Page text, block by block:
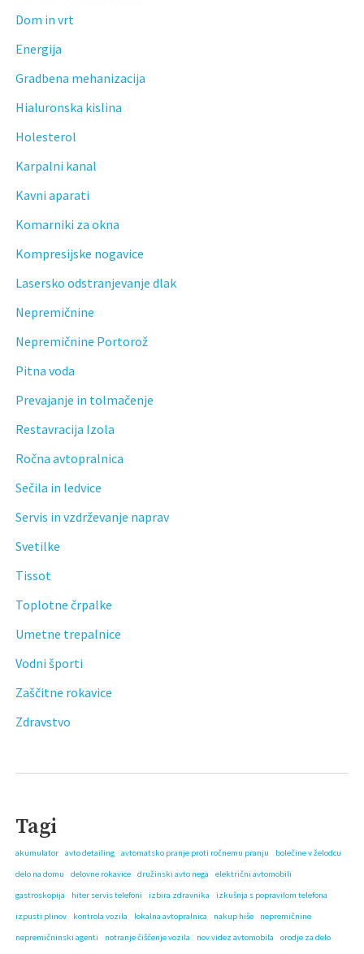
Dom in vrt
Energija
Gradbena mehanizacija
Hialuronska kislina
Holesterol
Karpalni kanal
Kavni aparati
Komarniki za okna
Kompresijske nogavice
Lasersko odstranjevanje dlak
Nepremičnine
Nepremičnine Portorož
Pitna voda
Prevajanje in tolmačenje
Restavracija Izola
Ročna avtopralnica
Sečila in ledvice
Servis in vzdrževanje naprav
Svetilke
Tissot
Toplotne črpalke
Umetne trepalnice
Vodni športi
Zaščitne rokavice
Zdravstvo
Tagi
akumulator avto detailing avtomatsko pranje proti ročnemu pranju
bolečine v želodcu
delo na domu
delovne rokavice družinski avto nega
električni avtomobili
gastroskopija
hiter servis telefoni izbira zdravnika
izkušnja s popravilom telefona
izpusti plinov
kontrola vozila lokalna avtopralnica nakup hiše
nepremičnine
nepremičninski agenti
notranje čiščenje vozila nov videz avtomobila
orodje za delo